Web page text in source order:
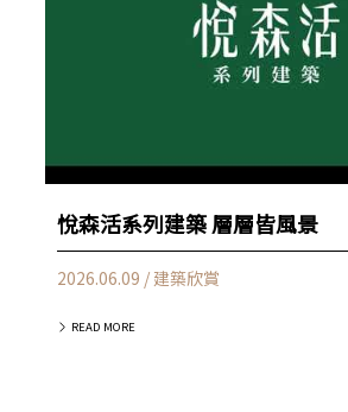
悅森活系列建築 層層皆風景
2026.06.09 / 建築欣賞
READ MORE